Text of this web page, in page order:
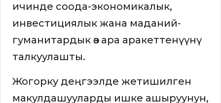
ичинде соода-экономикалык,
инвестициялык жана маданий-
гуманитардык өз ара аракеттенүүнү
талкуулашты.
Жогорку деңгээлде жетишилген
макулдашууларды ишке ашыруунун,